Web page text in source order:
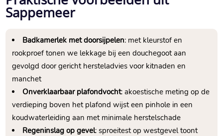
Sappemeer
Badkamerlek met doorsijpelen: met kleurstof en
rookproef tonen we lekkage bij een douchegoot aan
gevolgd door gericht hersteladvies voor kitnaden en
manchet
Onverklaarbaar plafondvocht: akoestische meting op de
verdieping boven het plafond wijst een pinhole in een
koudwaterleiding aan met minimale herstelschade
Regeninslag op gevel: sproeitest op westgevel toont